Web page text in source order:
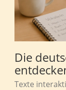
Die
Texte